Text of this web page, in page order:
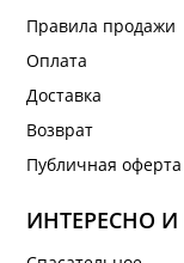
Правила продажи
Оплата
Доставка
Возврат
Публичная оферта
ИНТЕРЕСНО